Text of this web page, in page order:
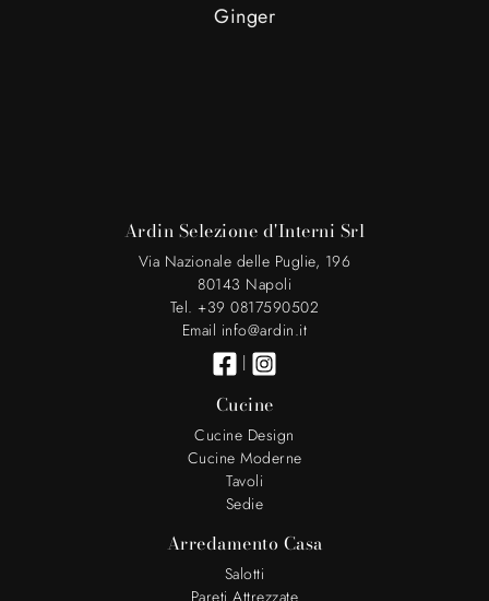
Ginger
Ardin Selezione d'Interni Srl
Via Nazionale delle Puglie, 196
80143 Napoli
Tel. +39 0817590502
Email info@ardin.it
|
Cucine
Cucine Design
Cucine Moderne
Tavoli
Sedie
Arredamento Casa
Salotti
Pareti Attrezzate